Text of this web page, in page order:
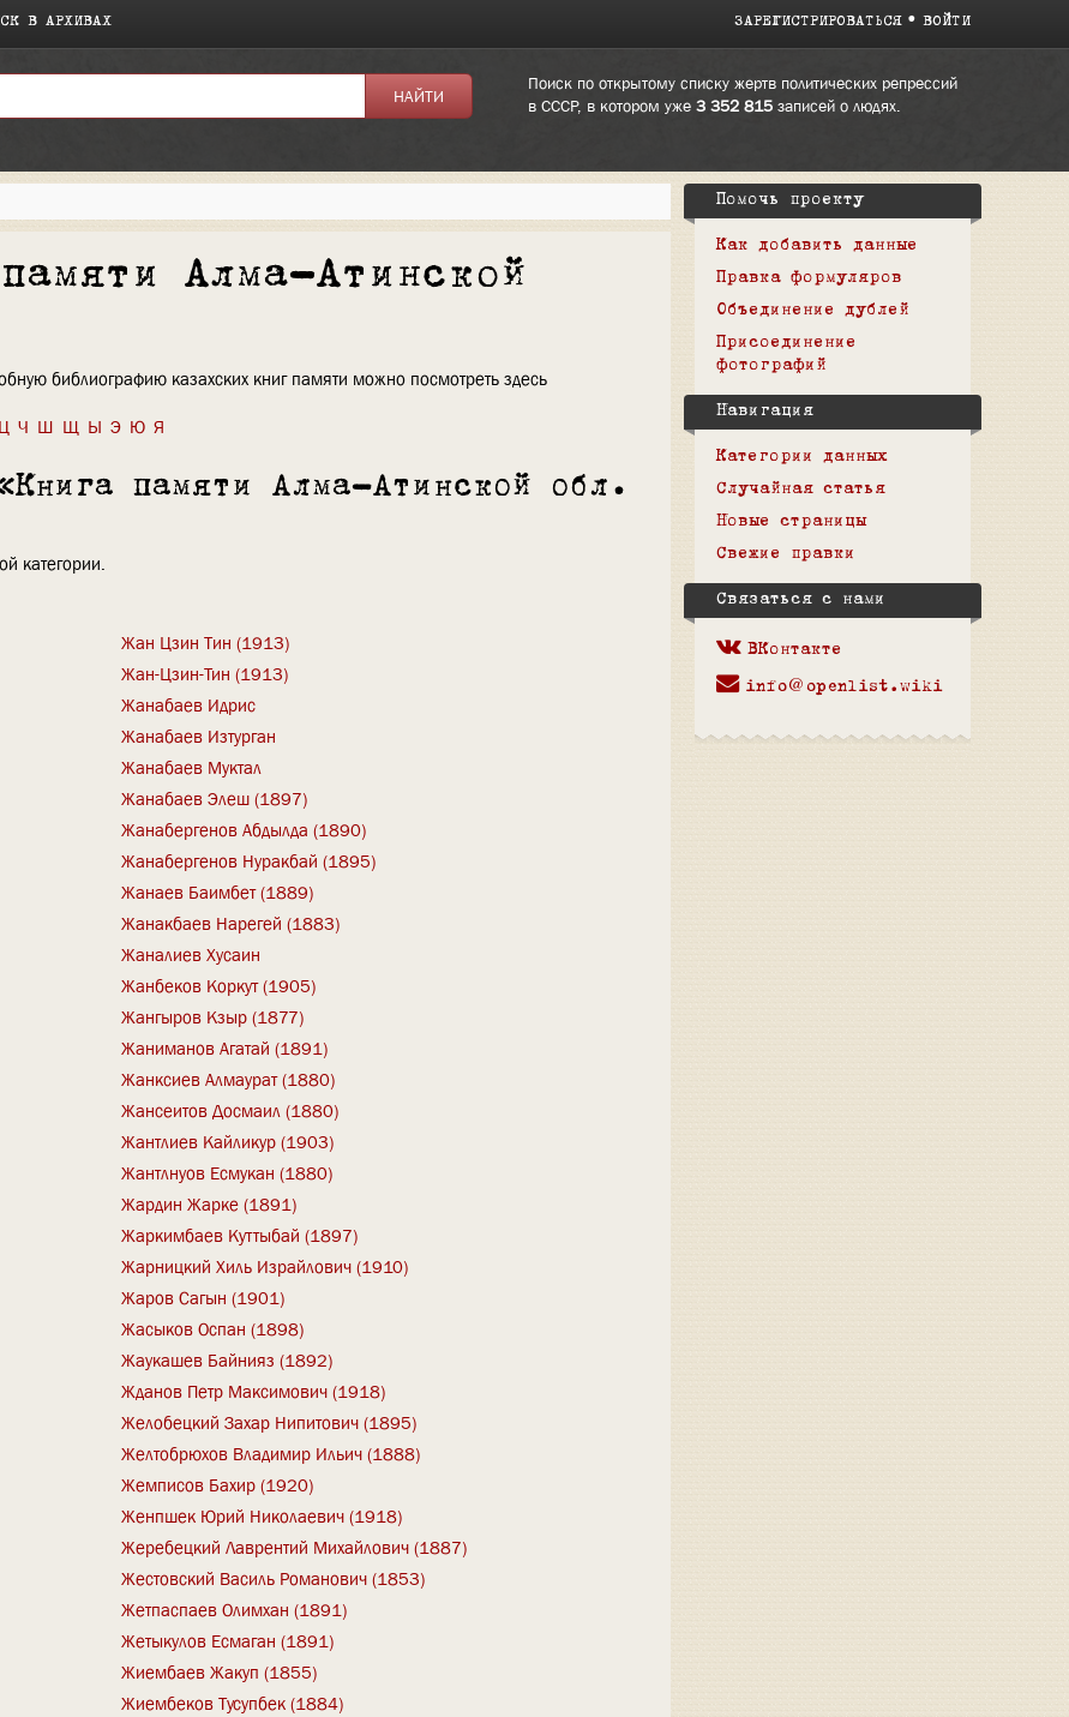
В АРХИВАХ ЗАРЕГИСТРИРОВАТЬСЯ ВОЙТИ
Поиск по открытому списку жертв политических репрессий
в СССР, в котором уже 3 352 815записей о людях.
Алма-Атинской
библиографию казахских книг памяти можно посмотреть здесь
Ц Ч Ш Щ Ы Э Ю Я
памяти Алма-Атинской обл.
категории.
Жан Цзин Тин (1913)
Жан-Цзин-Тин (1913)
Жанабаев Идрис
Жанабаев Изтурган
Жанабаев Муктал
Жанабаев Элеш (1897)
Жанабергенов Абдылда (1890)
Жанабергенов Нуракбай (1895)
Жанаев Баимбет (1889)
Жанакбаев Нарегей (1883)
Жаналиев Хусаин
Жанбеков Коркут (1905)
Жангыров Кзыр (1877)
Жаниманов Агатай (1891)
Жанксиев Алмаурат (1880)
Жансеитов Досмаил (1880)
Жантлиев Кайликур (1903)
Жантлнуов Есмукан (1880)
Жардин Жарке (1891)
Жаркимбаев Куттыбай (1897)
Жарницкий Хиль Израйлович (1910)
Жаров Сагын (1901)
Жасыков Оспан (1898)
Жаукашев Байнияз (1892)
Жданов Петр Максимович (1918)
Желобецкий Захар Нипитович (1895)
Желтобрюхов Владимир Ильич (1888)
Жемписов Бахир (1920)
Женпшек Юрий Николаевич (1918)
Жеребецкий Лаврентий Михайлович (1887)
Жестовский Василь Романович (1853)
Жетпаспаев Олимхан (1891)
Жетыкулов Есмаган (1891)
Жиембаев Жакуп (1855)
Жиембеков Тусупбек (1884)
Помочь проекту
Как добавить данные
Правка формуляров
Объединение дублей
Присоединение
фотографий
Навигация
Категории данных
Случайная статья
Новые страницы
Свежие правки
Связаться с нами
ВКонтакте
info@openlist.wiki